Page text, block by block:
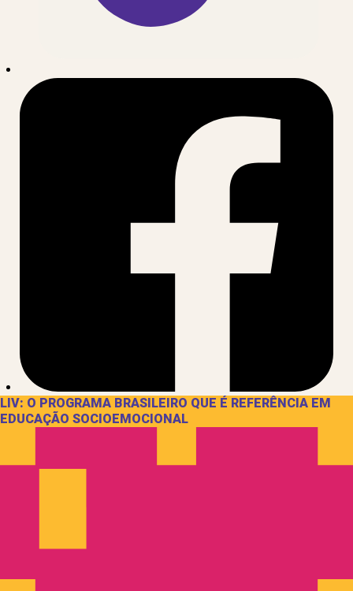
LIV: O PROGRAMA BRASILEIRO QUE É REFERÊNCIA EM
EDUCAÇÃO SOCIOEMOCIONAL